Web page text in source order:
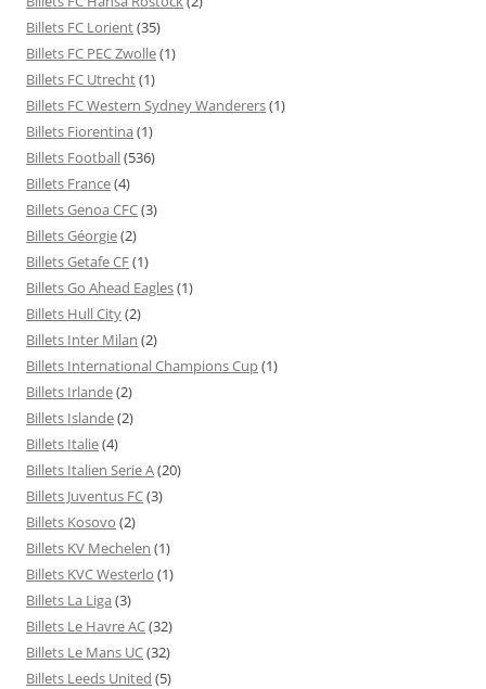
Billets FC Lorient(35)
Billets FC PEC Zwolle(1)
Billets FC Utrecht(1)
Billets FC Western Sydney Wanderers(1)
Billets Fiorentina (1)
Billets Football(536)
Billets France(4)
Billets Genoa CFC(3)
Billets Géorgie(2)
Billets Getafe CF(1)
Billets Go Ahead Eagles(1)
Billets Hull City(2)
Billets Inter Milan (2)
Billets International Champions Cup(1)
Billets Irlande(2)
Billets Islande(2)
Billets Italie(4)
Billets Italien Serie A(20)
Billets Juventus FC(3)
Billets Kosovo (2)
Billets KV Mechelen (1)
Billets KVC Westerlo (1)
Billets La Liga (3)
Billets Le Havre AC(32)
Billets Le Mans UC(32)
Billets Leeds United (5)